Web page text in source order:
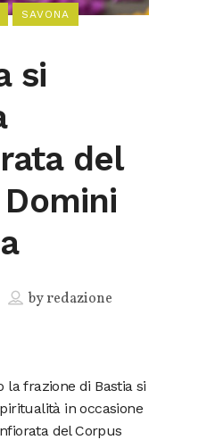
SAVONA
si
del
byredazione
la frazione di Bastia si
in occasione
del Corpus